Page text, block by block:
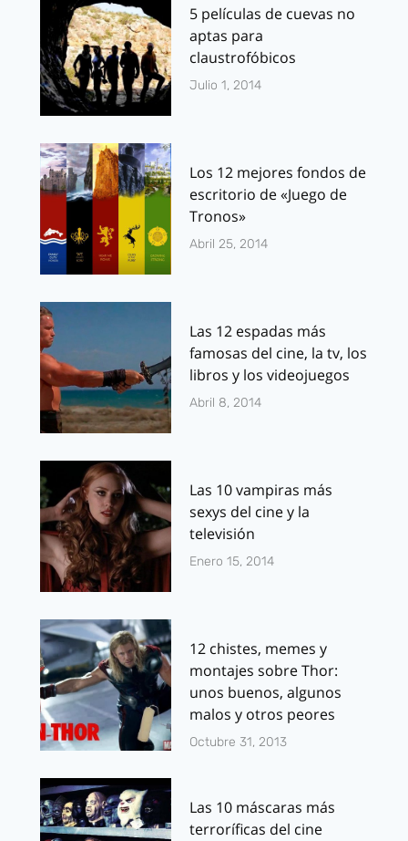
5 películas de cuevas no
aptas para
claustrofóbicos
Julio 1, 2014
Los 12 mejores fondos de
escritorio de «Juego de
Tronos»
Abril 25, 2014
Las 12 espadas más
famosas del cine, la tv, los
libros y los videojuegos
Abril 8, 2014
Las 10 vampiras más
sexys del cine y la
televisión
Enero 15, 2014
12 chistes, memes y
montajes sobre Thor:
unos buenos, algunos
malos y otros peores
Octubre 31, 2013
Las 10 máscaras más
terroríficas del cine